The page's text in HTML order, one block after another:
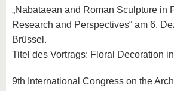
„Nabataean and Roman Sculpture in
Research and Perspectives“ am 6.
Brüssel.
Titel des Vortrags: Floral Decoration
9th International Congress on the